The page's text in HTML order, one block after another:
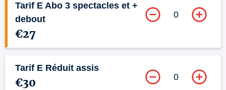
Tarif E Abo 3 spectacles et +
debout
€27
0
Tarif E Réduit assis
€30 0